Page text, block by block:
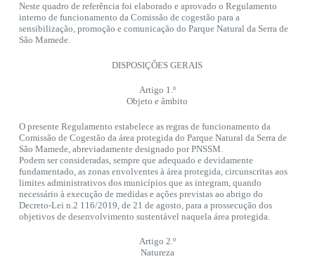
Neste quadro de referência foi elaborado e aprovado o Regulamento
interno de funcionamento da Comissão de cogestão para a
sensibilização, promoção e comunicação do Parque Natural da Serra de
São Mamede.
DISPOSIÇÕES GERAIS
Artigo 1.º
Objeto e âmbito
O presente Regulamento estabelece as regras de funcionamento da
Comissão de Cogestão da área protegida do Parque Natural da Serra de
São Mamede, abreviadamente designado por PNSSM.
Podem ser consideradas, sempre que adequado e devidamente
fundamentado, as zonas envolventes à área protegida, circunscritas aos
limites administrativos dos municípios que as integram, quando
necessário à execução de medidas e ações previstas ao abrigo do
Decreto-Lei n.2 116/2019, de 21 de agosto, para a prossecução dos
objetivos de desenvolvimento sustentável naquela área protegida.
Artigo 2.º
Natureza